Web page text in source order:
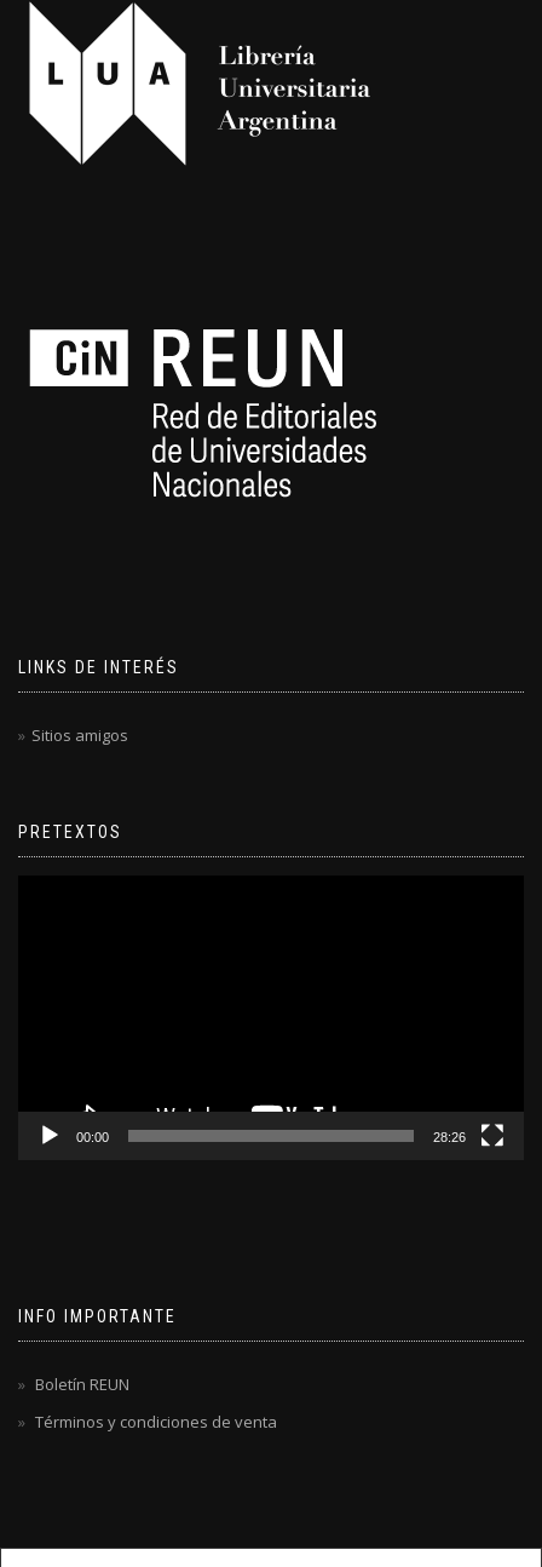
LINKS DE INTERÉS
Sitios amigos
PRETEXTOS
00:00 28:26
INFO IMPORTANTE
Boletín REUN
Términos y condiciones de venta